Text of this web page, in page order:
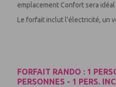
emplacement Confort sera idéal
Le forfait inclut l'électricité, un
FORFAIT RANDO : 1
PERSONNES - 1 PERS.